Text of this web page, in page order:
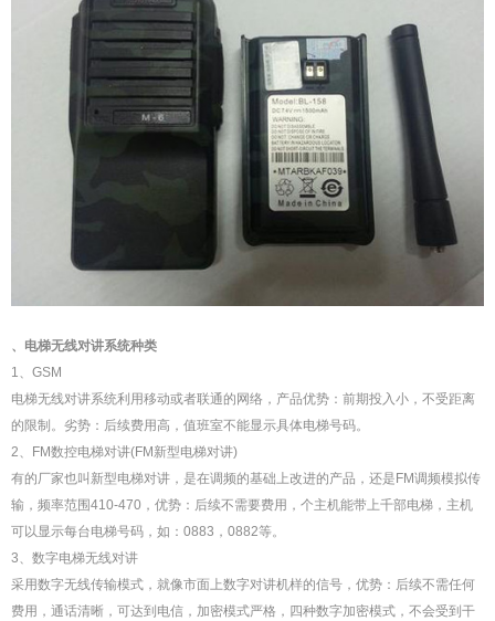
、电梯无线对讲系统种类
1、GSM
电梯无线对讲系统利用移动或者联通的网络，产品优势：前期投入小，不受距离
的限制。劣势：后续费用高，值班室不能显示具体电梯号码。
2、FM数控电梯对讲(FM新型电梯对讲)
有的厂家也叫新型电梯对讲，是在调频的基础上改进的产品，还是FM调频模拟传
输，频率范围410-470，优势：后续不需要费用，个主机能带上千部电梯，主机
可以显示每台电梯号码，如：0883，0882等。
3、数字电梯无线对讲
采用数字无线传输模式，就像市面上数字对讲机样的信号，优势：后续不需任何
费用，通话清晰，可达到电信，加密模式严格，四种数字加密模式，不会受到干